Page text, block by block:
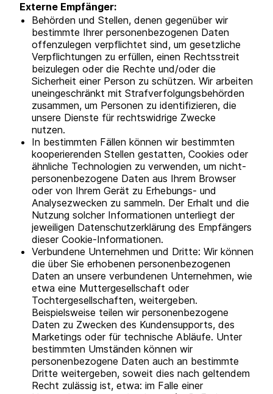
Externe Empfänger:
Behörden und Stellen, denen gegenüber wir
bestimmte Ihrer personenbezogenen Daten
offenzulegen verpflichtet sind, um gesetzliche
Verpflichtungen zu erfüllen, einen Rechtsstreit
beizulegen oder die Rechte und/oder die
Sicherheit einer Person zu schützen. Wir arbeiten
uneingeschränkt mit Strafverfolgungsbehörden
zusammen, um Personen zu identifizieren, die
unsere Dienste für rechtswidrige Zwecke
nutzen.
In bestimmten Fällen können wir bestimmten
kooperierenden Stellen gestatten, Cookies oder
ähnliche Technologien zu verwenden, um nicht-
personenbezogene Daten aus Ihrem Browser
oder von Ihrem Gerät zu Erhebungs- und
Analysezwecken zu sammeln. Der Erhalt und die
Nutzung solcher Informationen unterliegt der
jeweiligen Datenschutzerklärung des Empfängers
dieser Cookie-Informationen.
Verbundene Unternehmen und Dritte: Wir können
die über Sie erhobenen personenbezogenen
Daten an unsere verbundenen Unternehmen, wie
etwa eine Muttergesellschaft oder
Tochtergesellschaften, weitergeben.
Beispielsweise teilen wir personenbezogene
Daten zu Zwecken des Kundensupports, des
Marketings oder für technische Abläufe. Unter
bestimmten Umständen können wir
personenbezogene Daten auch an bestimmte
Dritte weitergeben, soweit dies nach geltendem
Recht zulässig ist, etwa: im Falle einer